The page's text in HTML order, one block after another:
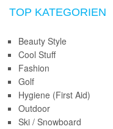
TOP KATEGORIEN
Beauty Style
Cool Stuff
Fashion
Golf
Hygiene (First Aid)
Outdoor
Ski / Snowboard